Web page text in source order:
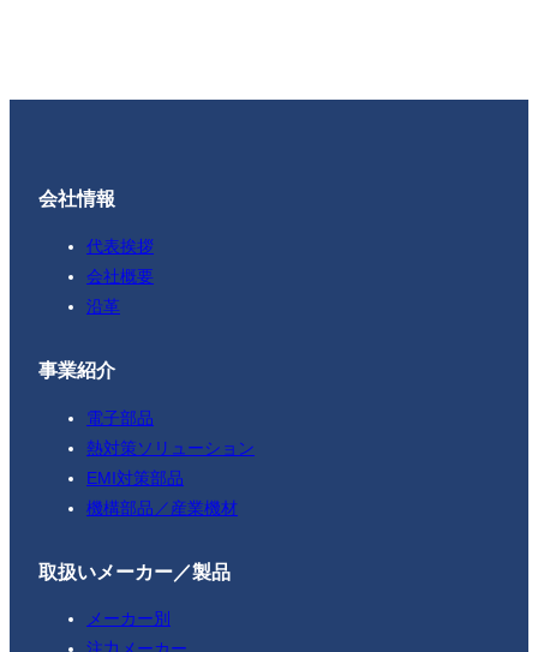
会社情報
代表挨拶
会社概要
沿革
事業紹介
電子部品
熱対策ソリューション
EMI対策部品
機構部品／産業機材
取扱いメーカー／製品
メーカー別